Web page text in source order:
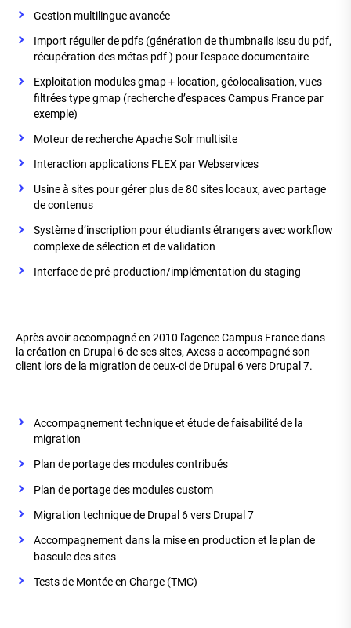
Gestion multilingue avancée
Import régulier de pdfs (génération de thumbnails issu du pdf,
récupération des métas pdf ) pour l'espace documentaire
Exploitation modules gmap + location, géolocalisation, vues
filtrées type gmap (recherche d’espaces Campus France par
exemple)
Moteur de recherche Apache Solr multisite
Interaction applications FLEX par Webservices
Usine à sites pour gérer plus de 80 sites locaux, avec partage
de contenus
Système d’inscription pour étudiants étrangers avec workflow
complexe de sélection et de validation
Interface de pré-production/implémentation du staging
Après avoir accompagné en 2010 l'agence Campus France dans
la création en Drupal 6 de ses sites, Axess a accompagné son
client lors de la migration de ceux-ci de Drupal 6 vers Drupal 7.
Accompagnement technique et étude de faisabilité de la
migration
Plan de portage des modules contribués
Plan de portage des modules custom
Migration technique de Drupal 6 vers Drupal 7
Accompagnement dans la mise en production et le plan de
bascule des sites
Tests de Montée en Charge (TMC)